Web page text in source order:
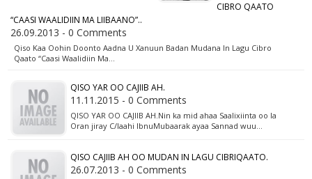
CIBRO QAATO
“CAASI WAALIDIIN MA LIIBAANO”..
26.09.2013 - 0 Comments
Qiso Kaa Oohin Doonto Aadna U Xanuun Badan Mudana In Lagu Cibro
Qaato “Caasi Waalidiin Ma…
QISO YAR OO CAJIIB AH.
11.11.2015 - 0 Comments
QISO YAR OO CAJIIB AH.Nin ka mid ahaa Saalixiinta oo la
Oran jiray C/laahi IbnuMubaarak ayaa Sannad wuu…
QISO CAJIIB AH OO MUDAN IN LAGU CIBRIQAATO.
26.07.2013 - 0 Comments